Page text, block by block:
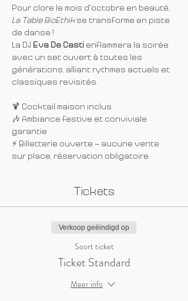
Pour clore le mois d’octobre en beauté,
La Table BioEthik se transforme en piste
de danse !
La DJ
Eva De Casti enflammera la soirée
avec un set ouvert à toutes les
générations, alliant rythmes actuels et
classiques revisités.
🍹 Cocktail maison inclus
🎶 Ambiance festive et conviviale
garantie
⚡ Billetterie ouverte – aucune vente
sur place, réservation obligatoire
Tickets
Verkoop geëindigd op
Soort ticket
Ticket Standard
Meer info